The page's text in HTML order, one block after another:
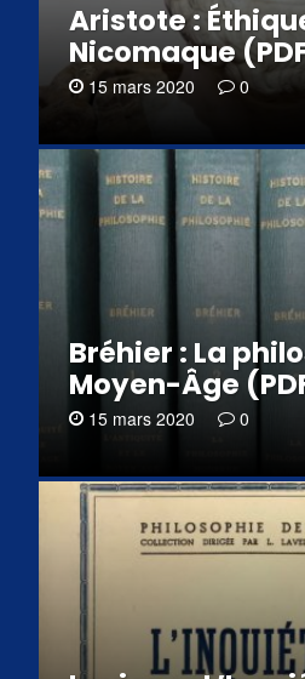
Aristote :
Nicomaque
15 mars 2020 0
Bréhier : La
Moyen-Âge
15 mars 2020 0